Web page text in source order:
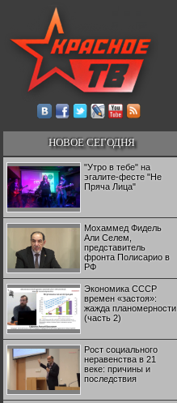
НОВОЕ СЕГОДНЯ
"Утро в тебе" на
эгалите-фесте "Не
Пряча Лица"
Мохаммед Фидель
Али Селем,
представитель
фронта Полисарио в
РФ
Экономика СССР
времен «застоя»:
жажда планомерности
(часть 2)
Рост социального
неравенства в 21
веке: причины и
последствия